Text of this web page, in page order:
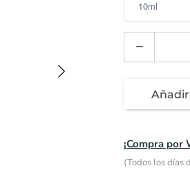
¡Compra por
(Todos los días